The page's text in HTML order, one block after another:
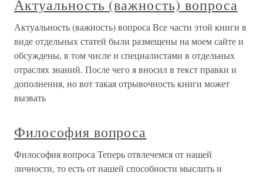
Актуальность (важность) вопроса
Актуальность (важность) вопроса Все части этой книги в
виде отдельных статей были размещены на моем сайте и
обсуждены, в том числе и специалистами в отдельных
отраслях знаний. После чего я вносил в текст правки и
дополнения, но вот такая отрывочность книги может
вызвать
Философия вопроса
Философия вопроса Теперь отвлечемся от нашей
личности, то есть от нашей способности мыслить и